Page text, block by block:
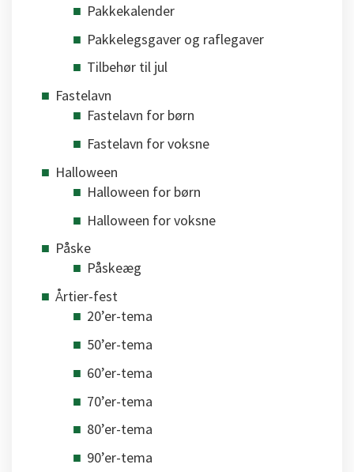
Pakkekalender
Pakkelegsgaver og raflegaver
Tilbehør til jul
Fastelavn
Fastelavn for børn
Fastelavn for voksne
Halloween
Halloween for børn
Halloween for voksne
Påske
Påskeæg
Årtier-fest
20’er-tema
50’er-tema
60’er-tema
70’er-tema
80’er-tema
90’er-tema